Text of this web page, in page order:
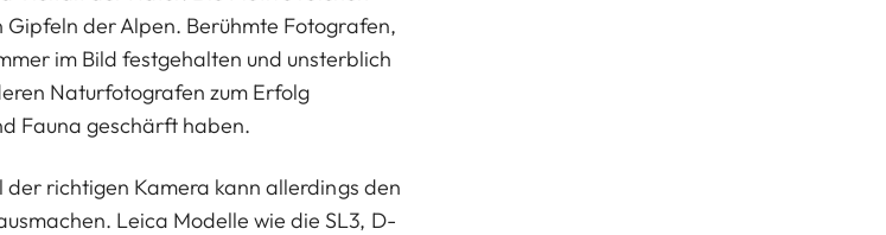
der Alpen. Berühmte Fotografen,
im Bild festgehalten und unsterblich
Naturfotografen zum Erfolg
Fauna geschärft haben.
richtigen Kamera kann allerdings den
Leica Modelle wie die SL3, D-